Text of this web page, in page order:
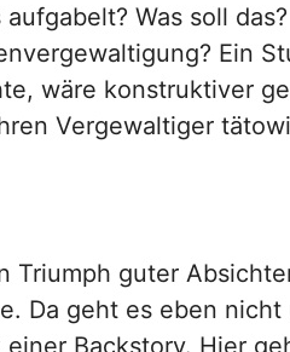
Was soll
Ein
wäre konstruktiver
Vergewaltiger
guter
Da geht es eben
Backstory. Hier